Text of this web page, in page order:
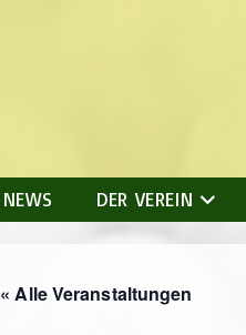
NEWS DER VEREIN
« Alle Veranstaltungen